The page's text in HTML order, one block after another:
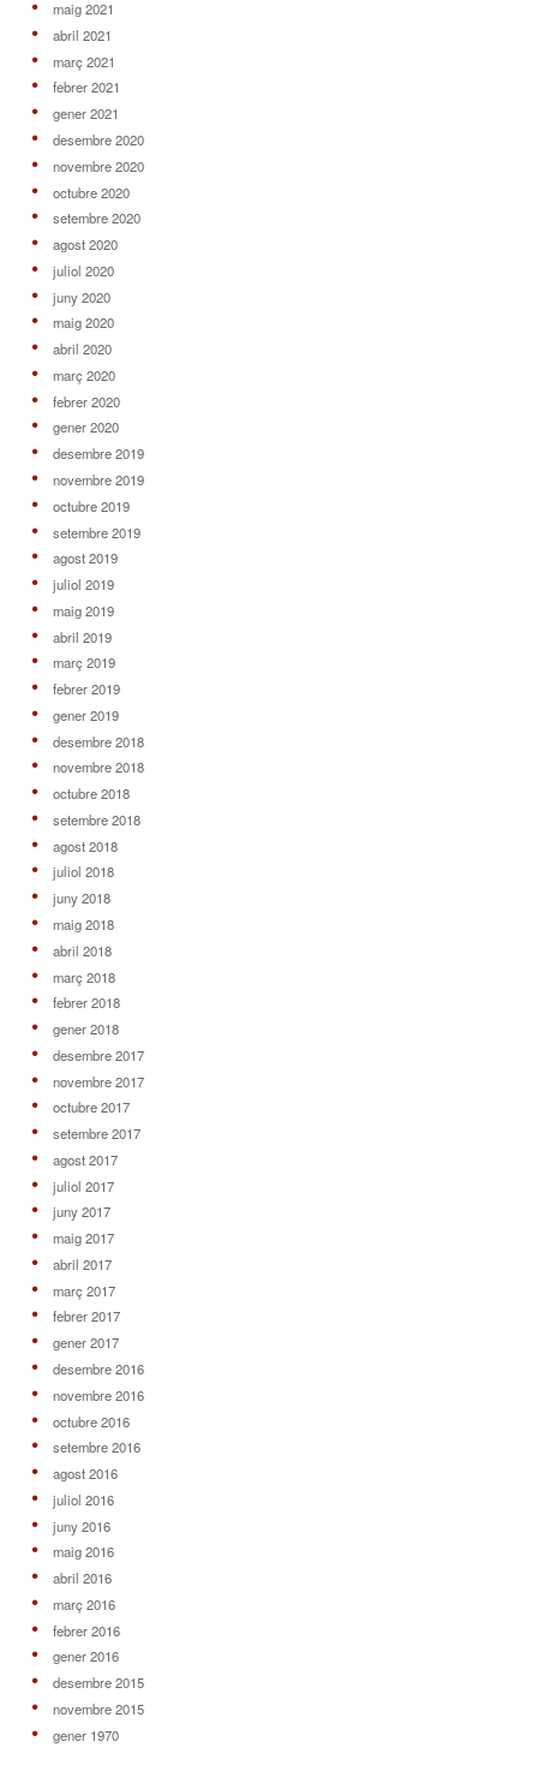
maig 2021
abril 2021
març 2021
febrer 2021
gener 2021
desembre 2020
novembre 2020
octubre 2020
setembre 2020
agost 2020
juliol 2020
juny 2020
maig 2020
abril 2020
març 2020
febrer 2020
gener 2020
desembre 2019
novembre 2019
octubre 2019
setembre 2019
agost 2019
juliol 2019
maig 2019
abril 2019
març 2019
febrer 2019
gener 2019
desembre 2018
novembre 2018
octubre 2018
setembre 2018
agost 2018
juliol 2018
juny 2018
maig 2018
abril 2018
març 2018
febrer 2018
gener 2018
desembre 2017
novembre 2017
octubre 2017
setembre 2017
agost 2017
juliol 2017
juny 2017
maig 2017
abril 2017
març 2017
febrer 2017
gener 2017
desembre 2016
novembre 2016
octubre 2016
setembre 2016
agost 2016
juliol 2016
juny 2016
maig 2016
abril 2016
març 2016
febrer 2016
gener 2016
desembre 2015
novembre 2015
gener 1970